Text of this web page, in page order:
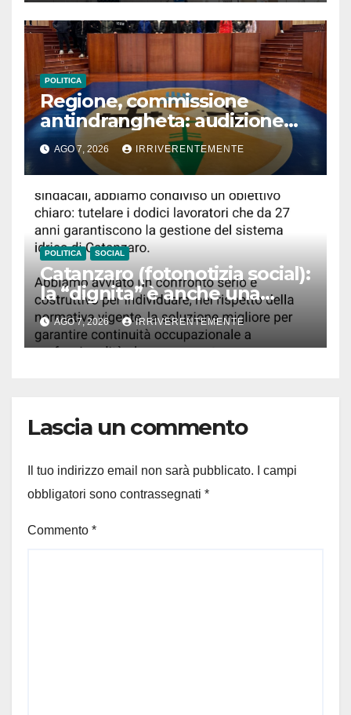
POLITICA
Regione, commissione
antindrangheta: audizione
Rodi Morabito. Coraggio
denuncia e vicinanza
istituzioni
AGO 7, 2026 IRRIVERENTEMENTE
POLITICA SOCIAL
Catanzaro (fotonotizia social):
la “dignita” è anche una
questione di… accenti. Ma
Fiorita, infastidito da disastro
“bollette acqua pazze e fuori
AGO 7, 2026 IRRIVERENTEMENTE
Lascia un commento
Il tuo indirizzo email non sarà pubblicato.
I campi
obbligatori sono contrassegnati *
Commento *